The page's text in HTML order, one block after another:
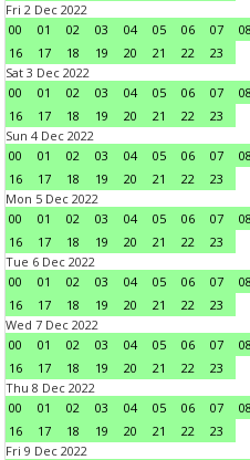
Fri 2 Dec 2022
00
01 02 03 04 05 06 07 08
16
17 18 19 20 21 22
23
Sat 3 Dec 2022
00
01 02 03 04 05 06 07 08
16
17 18 19 20 21 22
23
Sun 4 Dec 2022
00
01 02 03 04 05 06 07 08
16
17 18 19 20 21 22
23
Mon 5 Dec 2022
00
01 02 03 04 05 06 07 08
16
17 18 19 20 21 22
23
Tue 6 Dec 2022
00
01 02 03 04 05 06 07 08
16
17 18 19 20 21 22
23
Wed 7 Dec 2022
00
01 02 03 04 05 06 07 08
16
17 18 19 20 21 22
23
Thu 8 Dec 2022
00
01 02 03 04 05 06 07 08
16
17 18 19 20 21 22
23
Fri 9 Dec 2022